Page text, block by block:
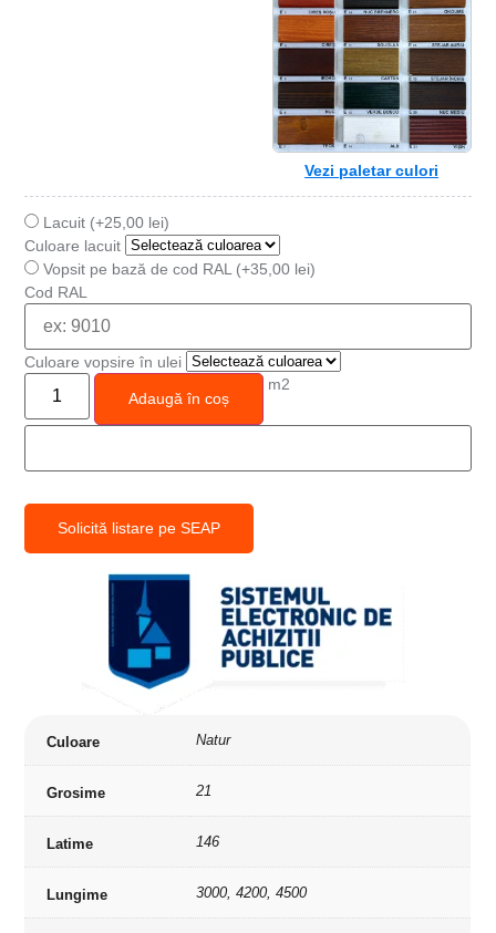
Vezi paletar culori
Lacuit (+25,00 lei)
Culoare lacuit
Vopsit pe bază de cod RAL (+35,00 lei)
Cod RAL
Culoare vopsire în ulei
m2
Adaugă în coș
Solicită listare pe SEAP
Culoare Natur
Grosime 21
Latime 146
Lungime 3000, 4200, 4500